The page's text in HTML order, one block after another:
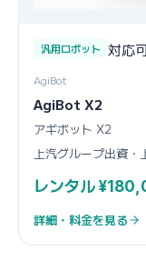
汎用ロボット 対応
AgiBot
AgiBot X2
アギボット X2
上汽グループ出資
レンタル
詳細・料金を見る